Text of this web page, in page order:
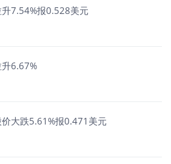
7.54%报0.528美元
6.67%
大跌5.61%报0.471美元